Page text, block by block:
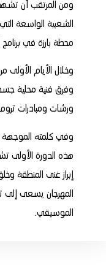
ومن المرتقب أن تشهد
الشعبية الواسعة
محطة بارزة في برنامج
وخلال الأيام الأولى
وفرق فنية محلية
ورشات ومبادرات
وفي كلمته الموجهة
هذه الدورة الأولى
إبراز غنى المنطقة
المهرجان يسعى إلى
الموسيقي.